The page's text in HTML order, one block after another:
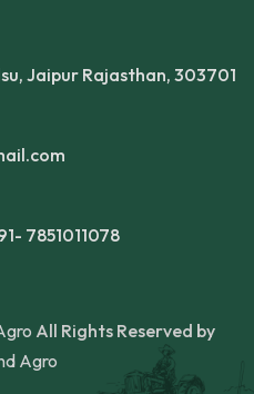
Jaipur Rajasthan, 303701
7851011078
All Rights Reserved by
Agro